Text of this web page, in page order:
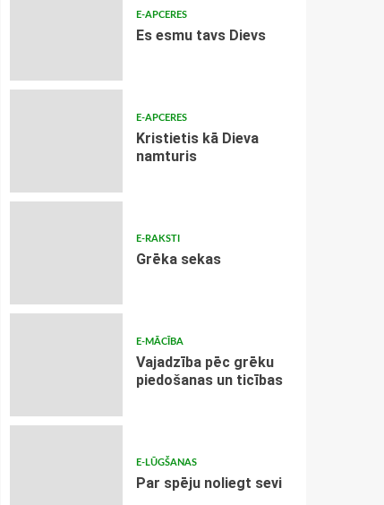
E-APCERES
Es esmu tavs Dievs
E-APCERES
Kristietis kā Dieva
namturis
E-RAKSTI
Grēka sekas
E-MĀCĪBA
Vajadzība pēc grēku
piedošanas un ticības
E-LŪGŠANAS
Par spēju noliegt sevi